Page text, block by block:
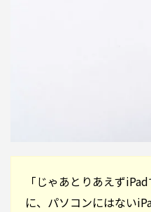
「じゃあとりあえず
に、パソコンにはない